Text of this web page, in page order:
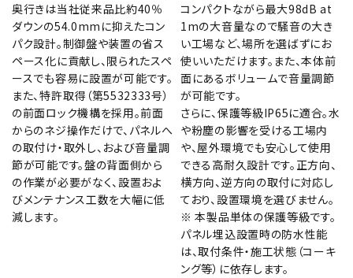
奥行きは当社従来品比約40％
ダウンの54.0mmに抑えたコン
パク設計。制御盤や装置の省ス
ペース化に貢献し、限られたスペ
ースでも容易に設置が可能です。
また、特許取得（第5532333号）
の前面ロック機構を採用。前面
からのネジ操作だけで、パネルへ
の取付け・取外し、および音量調
節が可能です。盤の背面側から
の作業が必要がなく、設置およ
びメンテナンス工数を大幅に低
減します。
コンパクトながら最大98dB at
1mの大音量なので騒音の大き
い工場など、場所を選ばずにお
使いいただけます。また、本体前
面にあるボリュームで音量調節
が可能です。
さらに、保護等級IP65に適合。水
や粉塵の影響を受ける工場内
や、屋外環境でも安心して使用
できる高耐久設計です。正方向、
横方向、逆方向の取付に対応し
ており、設置環境を選びません。
※ 本製品単体の保護等級です。
パネル埋込設置時の防水性能
は、取付条件・施工状態（コーキ
ング等）に依存します。